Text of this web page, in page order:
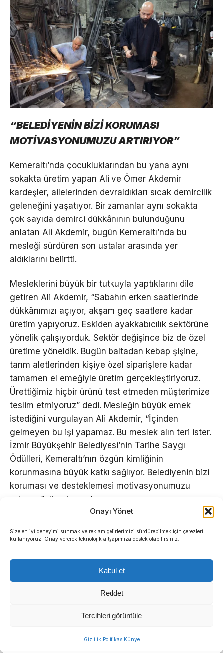
Onayı Yönet
Size en iyi deneyimi sunmak ve reklam gelirlerimizi sürdürebilmek için çerezleri
kullanıyoruz. Onay vererek teknolojik altyapımıza destek olabilirsiniz.
Kabul et
Reddet
Tercihleri görüntüle
Gizlilik PolitikasıKünye
“BELEDİYENİN BİZİ KORUMASI
MOTİVASYONUMUZU ARTIRIYOR”
Kemeraltı’nda çocukluklarından bu yana aynı
sokakta üretim yapan Ali ve Ömer Akdemir
kardeşler, ailelerinden devraldıkları sıcak demircilik
geleneğini yaşatıyor. Bir zamanlar aynı sokakta
çok sayıda demirci dükkânının bulunduğunu
anlatan Ali Akdemir, bugün Kemeraltı’nda bu
mesleği sürdüren son ustalar arasında yer
aldıklarını belirtti.
Mesleklerini büyük bir tutkuyla yaptıklarını dile
getiren Ali Akdemir, “Sabahın erken saatlerinde
dükkânımızı açıyor, akşam geç saatlere kadar
üretim yapıyoruz. Eskiden ayakkabıcılık sektörüne
yönelik çalışıyorduk. Sektör değişince biz de özel
üretime yöneldik. Bugün baltadan kebap şişine,
tarım aletlerinden kişiye özel siparişlere kadar
tamamen el emeğiyle üretim gerçekleştiriyoruz.
Ürettiğimiz hiçbir ürünü test etmeden müşterimize
teslim etmiyoruz” dedi. Mesleğin büyük emek
istediğini vurgulayan Ali Akdemir, “İçinden
gelmeyen bu işi yapamaz. Bu meslek alın teri ister.
İzmir Büyükşehir Belediyesi’nin Tarihe Saygı
Ödülleri, Kemeraltı’nın özgün kimliğinin
korunmasına büyük katkı sağlıyor. Belediyenin bizi
koruması ve desteklemesi motivasyonumuzu
artırıyor” diye konuştu.
amcasından ve dedesinden devralan 3. kuşak
temsilcisi Süleyman Akdemir, çocukluğundan beri
bu zanaatın içinde büyüdüğünü ifade etti. Akdemir,
şahmerdan makinesinin çalışmasını gördüğümde
peşinden gittim” dedi. Geçmişten gelen köklü